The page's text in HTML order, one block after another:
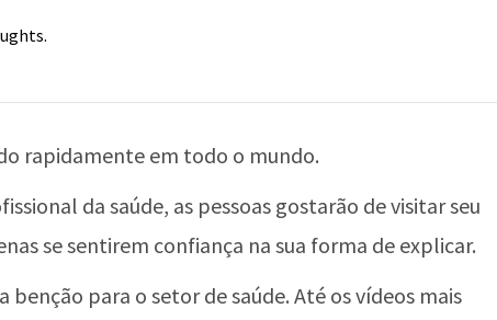
rapidamente em todo o mundo.
da saúde, as pessoas gostarão de visitar seu
se sentirem confiança na sua forma de explicar.
benção para o setor de saúde. Até os vídeos mais